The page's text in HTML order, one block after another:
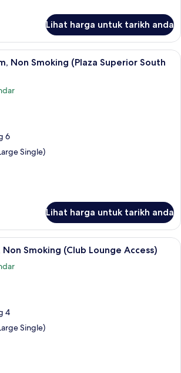
Lihat harga untuk tarikh anda
1 bilik tidur, peti besi dalam bilik,
Non Smoking (Plaza Superior South
6
Single)
Lihat harga untuk tarikh anda
Deluxe Twin Room, Non Smoking
Non Smoking (Club Lounge Access)
4
Single)